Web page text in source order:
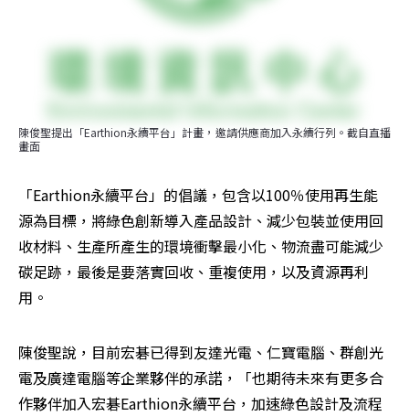
陳俊聖提出「Earthion永續平台」計畫，邀請供應商加入永續行列。截自直播
畫面
「Earthion永續平台」的倡議，包含以100％使用再生能
源為目標，將綠色創新導入產品設計、減少包裝並使用回
收材料、生產所產生的環境衝擊最小化、物流盡可能減少
碳足跡，最後是要落實回收、重複使用，以及資源再利
用。
陳俊聖說，目前宏碁已得到友達光電、仁寶電腦、群創光
電及廣達電腦等企業夥伴的承諾，「也期待未來有更多合
作夥伴加入宏碁Earthion永續平台，加速綠色設計及流程